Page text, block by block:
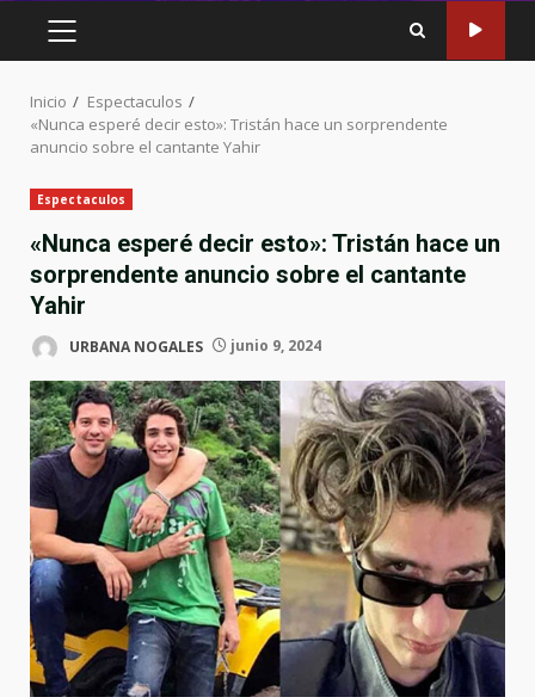
MENÚ
PRINCIPAL
Inicio
Espectaculos
«Nunca esperé decir esto»: Tristán hace un sorprendente
anuncio sobre el cantante Yahir
Espectaculos
«Nunca esperé decir esto»: Tristán hace un
sorprendente anuncio sobre el cantante
Yahir
URBANA NOGALES junio 9, 2024